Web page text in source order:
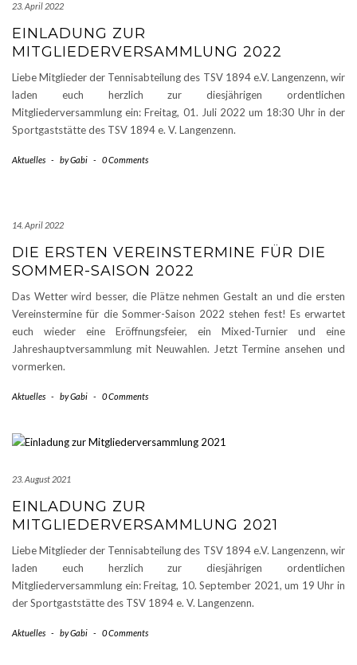
23. April 2022
EINLADUNG ZUR
MITGLIEDERVERSAMMLUNG 2022
Liebe Mitglieder der Tennisabteilung des TSV 1894 e.V. Langenzenn, wir
laden euch herzlich zur diesjährigen ordentlichen
Mitgliederversammlung ein: Freitag, 01. Juli 2022 um 18:30 Uhr in der
Sportgaststätte des TSV 1894 e. V. Langenzenn.
Aktuelles - byGabi - 0 Comments
14. April 2022
DIE ERSTEN VEREINSTERMINE FÜR DIE
SOMMER-SAISON 2022
Das Wetter wird besser, die Plätze nehmen Gestalt an und die ersten
Vereinstermine für die Sommer-Saison 2022 stehen fest! Es erwartet
euch wieder eine Eröffnungsfeier, ein Mixed-Turnier und eine
Jahreshauptversammlung mit Neuwahlen. Jetzt Termine ansehen und
vormerken.
Aktuelles - byGabi - 0 Comments
23. August 2021
EINLADUNG ZUR
MITGLIEDERVERSAMMLUNG 2021
Liebe Mitglieder der Tennisabteilung des TSV 1894 e.V. Langenzenn, wir
laden euch herzlich zur diesjährigen ordentlichen
Mitgliederversammlung ein: Freitag, 10. September 2021, um 19 Uhr in
der Sportgaststätte des TSV 1894 e. V. Langenzenn.
Aktuelles - byGabi - 0 Comments